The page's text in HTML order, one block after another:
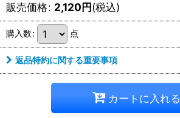
販売価格: 2,120円(税込)
購入数: 点
返品特約に関する重要事項
カートに入れる